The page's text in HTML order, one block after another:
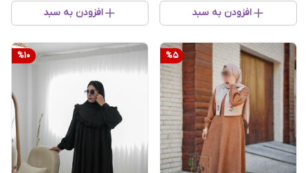
افزودن به سبد افزودن به سبد
%5
%10